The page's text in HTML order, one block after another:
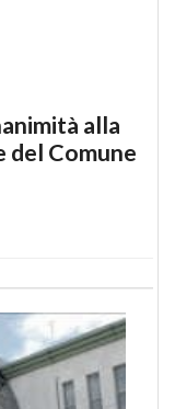
alla
del Comune